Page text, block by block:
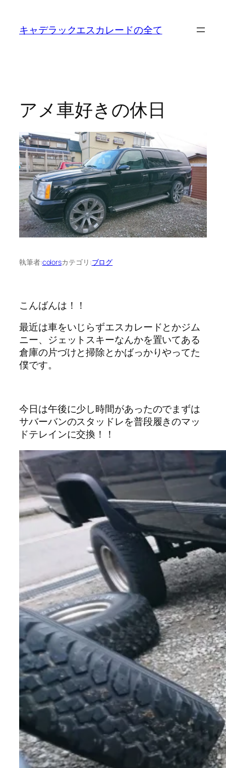
キャデラックエスカレードの全て
アメ車好きの休日
執筆者:colorsカテゴリ:ブログ
こんばんは！！
最近は車をいじらずエスカレードとかジム
ニー、ジェットスキーなんかを置いてある
倉庫の片づけと掃除とかばっかりやってた
僕です。
今日は午後に少し時間があったのでまずは
サバーバンのスタッドレを普段履きのマッ
ドテレインに交換！！